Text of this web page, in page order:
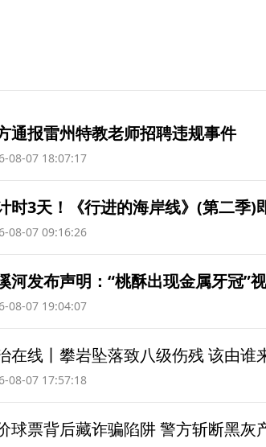
通报雷州特教老师招聘违规事件
08-07 18:07:17
时3天！《行进的海岸线》(第二季)
08-07 09:16:26
河发布声明：“桃酥出现金属牙冠”
08-07 19:04:07
在线丨攀岩坠落致八级伤残 该由谁
08-07 17:57:18
球票背后藏诈骗陷阱 警方斩断黑灰